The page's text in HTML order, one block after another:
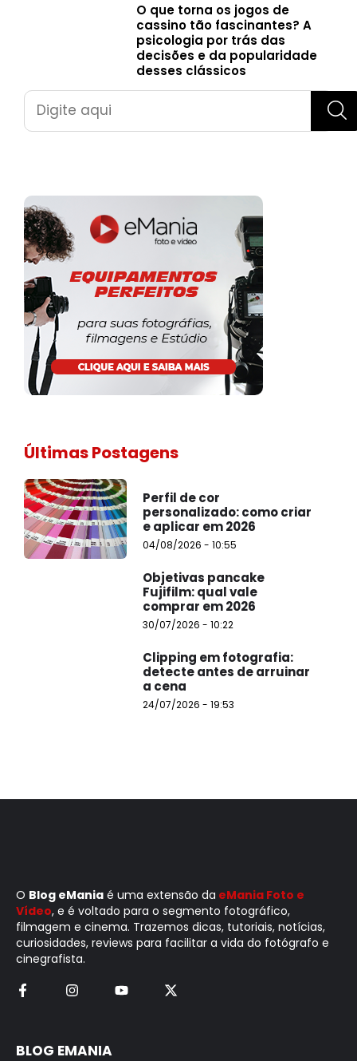
O que torna os jogos de
cassino tão fascinantes? A
psicologia por trás das
decisões e da popularidade
desses clássicos
Pesquisar
Últimas Postagens
Perfil de cor
personalizado: como criar
e aplicar em 2026
04/08/2026 - 10:55
Objetivas pancake
Fujifilm: qual vale
comprar em 2026
30/07/2026 - 10:22
Clipping em fotografia:
detecte antes de arruinar
a cena
24/07/2026 - 19:53
O Blog eMania é uma extensão da eMania Foto e
Vídeo, e é voltado para o segmento fotográfico,
filmagem e cinema. Trazemos dicas, tutoriais, notícias,
curiosidades, reviews para facilitar a vida do fotógrafo e
cinegrafista.
BLOG EMANIA